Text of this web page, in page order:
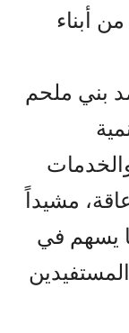
أبناء
بني ملحم
مشيداً
يسهم في